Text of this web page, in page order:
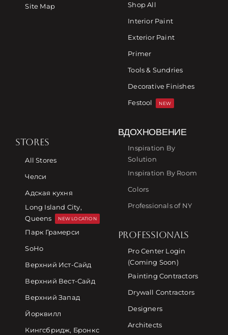
Site Map
Shop All
Interior Paint
Exterior Paint
Primer
Tools & Sundries
Decorative Finishes
Festool
NEW
STORES
All Stores
Челси
Адская кухня
Long Island City,
Queens
NEW LOCATION
Парк Грамерси
SoHo
Верхний Ист-Сайд
Верхний Вест-Сайд
Верхний Запад
Йорквилл
Кингсбридж, Бронкс
ВДОХНОВЕНИЕ
Inspiration By
Solution
Inspiration By Room
Colors
Professionals of NY
PROFESSIONALS
Pro Center Login
(Coming Soon)
Painting Contractors
Drywall Contractors
Designers
Architects